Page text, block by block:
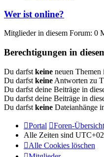
Wer ist online?
Mitglieder in diesem Forum: 0
Berechtigungen in
Du darfst keine neuen Themen
Du darfst keine Antworten zu
Du darfst deine Beiträge in
Du darfst deine Beiträge in
Du darfst keine Dateianhänge
Portal
Foren-Übersicht
Alle Zeiten sind
Alle Cookies löschen